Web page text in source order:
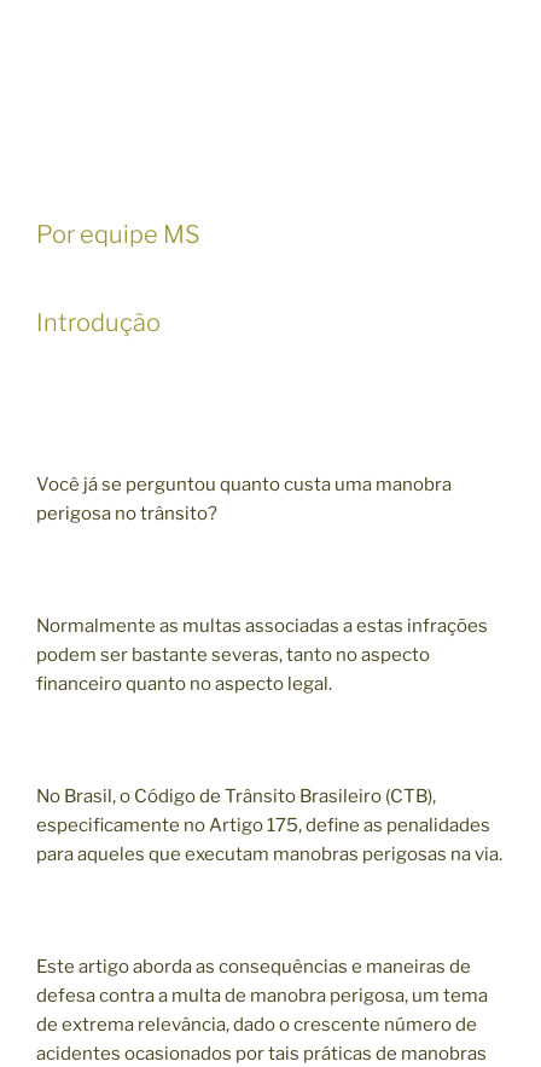
Por equipe MS
Introdução
Você já se perguntou quanto custa uma manobra
perigosa no trânsito?
Normalmente as multas associadas a estas infrações
podem ser bastante severas, tanto no aspecto
financeiro quanto no aspecto legal.
No Brasil, o Código de Trânsito Brasileiro (CTB),
especificamente no Artigo 175, define as penalidades
para aqueles que executam manobras perigosas na via.
Este artigo aborda as consequências e maneiras de
defesa contra a multa de manobra perigosa, um tema
de extrema relevância, dado o crescente número de
acidentes ocasionados por tais práticas de manobras